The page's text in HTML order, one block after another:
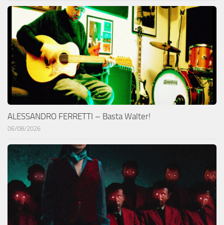
ALESSANDRO FERRETTI – Basta Walter!
06/08/2026